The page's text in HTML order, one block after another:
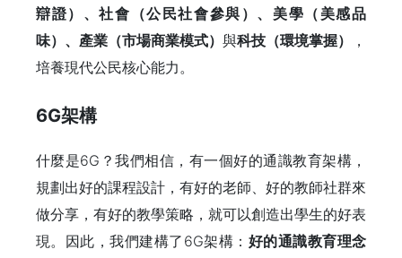
辯證）、社會（公民社會參與）、美學（美感品
味）、產業（市場商業模式） 與科技（環境掌握）
，
培養現代公民核心能力。
6G架構
什麼是6G？我們相信，有一個好的通識教育架構，
規劃出好的課程設計，有好的老師、好的教師社群來
做分享，有好的教學策略，就可以創造出學生的好表
現。因此，我們建構了6G架構： 好的通識教育理念